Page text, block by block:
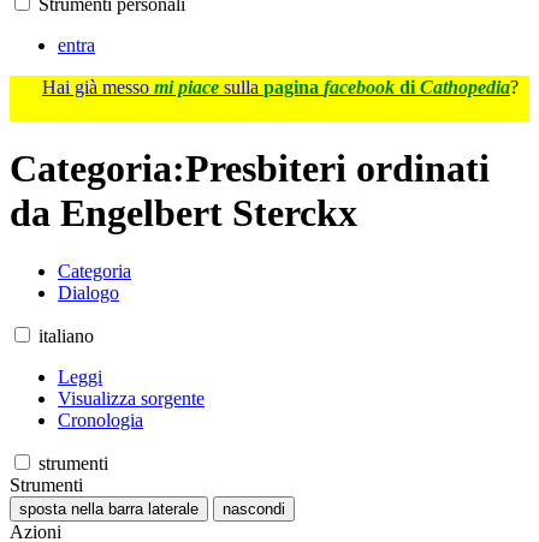
Strumenti personali
entra
Hai già messo mi piace sulla pagina facebook di Cathopedia?
Categoria:Presbiteri ordinati
da Engelbert Sterckx
Categoria
Dialogo
italiano
Leggi
Visualizza sorgente
Cronologia
strumenti
Strumenti
sposta nella barra laterale nascondi
Azioni